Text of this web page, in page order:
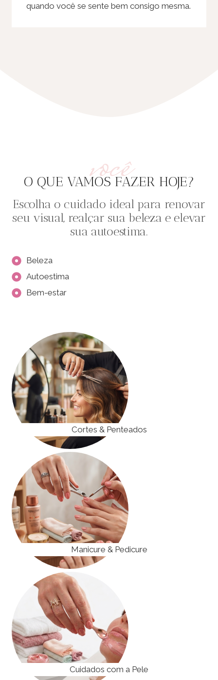
quando você se sente bem consigo mesma.
você
O QUE VAMOS FAZER HOJE?
Escolha o cuidado ideal para renovar
seu visual, realçar sua beleza e elevar
sua autoestima.
Beleza
Autoestima
Bem-estar
Cortes & Penteados
Manicure & Pedicure
Cuidados com a Pele